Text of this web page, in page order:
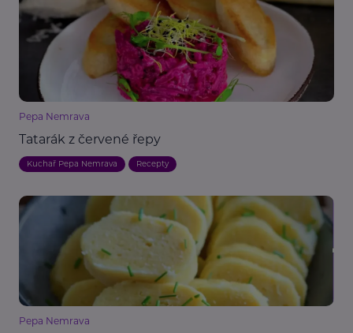
Pepa Nemrava
Tatarák z červené řepy
Kuchař Pepa Nemrava Recepty
Pepa Nemrava